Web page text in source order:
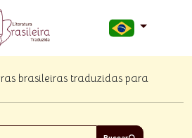
brasileiras traduzidas para